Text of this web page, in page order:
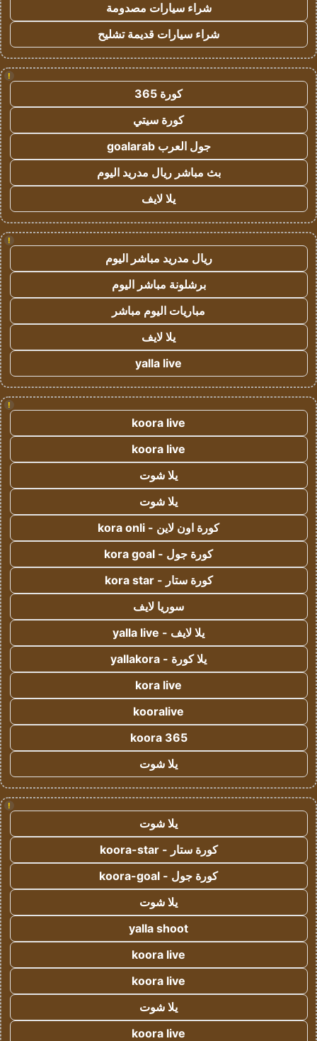
شراء سيارات مصدومة
شراء سيارات قديمة تشليح
!
كورة 365
كورة سيتي
جول العرب goalarab
بث مباشر ريال مدريد اليوم
يلا لايف
!
ريال مدريد مباشر اليوم
برشلونة مباشر اليوم
مباريات اليوم مباشر
يلا لايف
yalla live
!
koora live
koora live
يلا شوت
يلا شوت
كورة اون لاين - kora onli
كورة جول - kora goal
كورة ستار - kora star
سوريا لايف
يلا لايف - yalla live
يلا كورة - yallakora
kora live
kooralive
koora 365
يلا شوت
!
يلا شوت
كورة ستار - koora-star
كورة جول - koora-goal
يلا شوت
yalla shoot
koora live
koora live
يلا شوت
koora live